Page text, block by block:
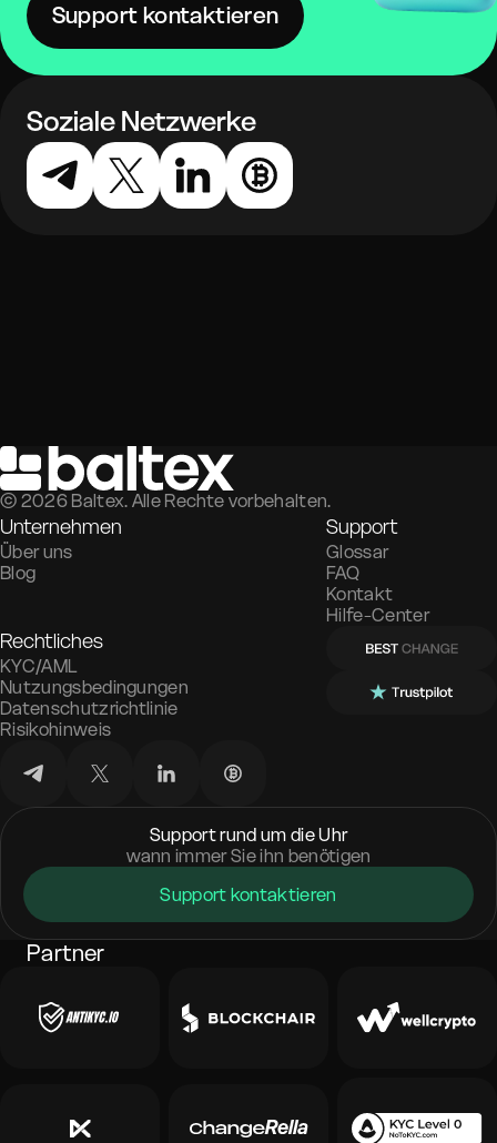
Support kontaktieren
Soziale Netzwerke
© 2026 Baltex. Alle Rechte vorbehalten.
Unternehmen
Über uns
Blog
Support
Glossar
FAQ
Kontakt
Hilfe-Center
Rechtliches
KYC/AML
Nutzungsbedingungen
Datenschutzrichtlinie
Risikohinweis
Support rund um die Uhr
wann immer Sie ihn benötigen
Support kontaktieren
Partner